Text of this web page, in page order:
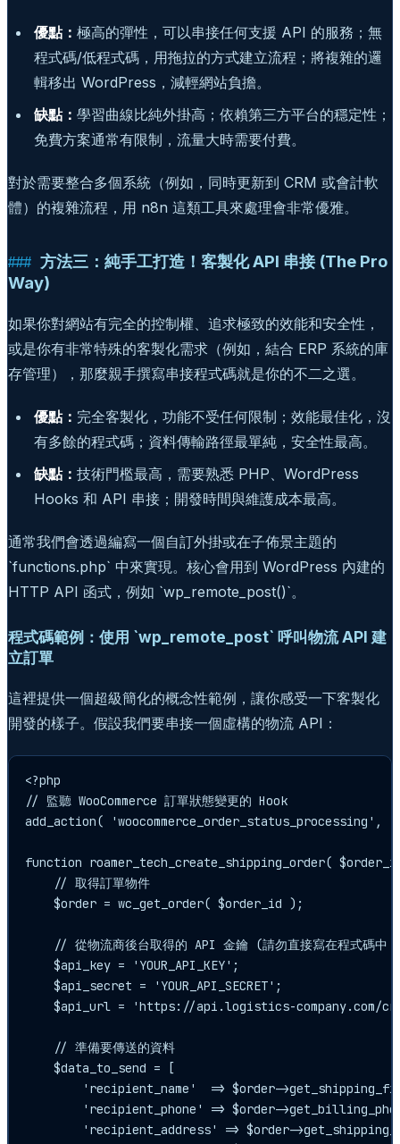
優點： 極高的彈性，可以串接任何支援 API 的服務；無
程式碼/低程式碼，用拖拉的方式建立流程；將複雜的邏
輯移出 WordPress，減輕網站負擔。
缺點： 學習曲線比純外掛高；依賴第三方平台的穩定性；
免費方案通常有限制，流量大時需要付費。
對於需要整合多個系統（例如，同時更新到 CRM 或會計軟
體）的複雜流程，用 n8n 這類工具來處理會非常優雅。
方法三：純手工打造！客製化 API 串接 (The Pro
Way)
如果你對網站有完全的控制權、追求極致的效能和安全性，
或是你有非常特殊的客製化需求（例如，結合 ERP 系統的庫
存管理），那麼親手撰寫串接程式碼就是你的不二之選。
優點： 完全客製化，功能不受任何限制；效能最佳化，沒
有多餘的程式碼；資料傳輸路徑最單純，安全性最高。
缺點： 技術門檻最高，需要熟悉 PHP、WordPress
Hooks 和 API 串接；開發時間與維護成本最高。
通常我們會透過編寫一個自訂外掛或在子佈景主題的
`functions.php` 中來實現。核心會用到 WordPress 內建的
HTTP API 函式，例如 `wp_remote_post()`。
程式碼範例：使用 `wp_remote_post` 呼叫物流 API 建
立訂單
這裡提供一個超級簡化的概念性範例，讓你感受一下客製化
開發的樣子。假設我們要串接一個虛構的物流 API：
<?php
// 監聽 WooCommerce 訂單狀態變更的 Hook
add_action(
function roamer_tech_create_shipping_order(
    // 取得訂單物件
    $order = wc_get_order( $order_id );
// 從物流商後台取得的 API 金鑰 (請勿直接寫在程式碼中
    $api_key = 'YOUR_API_KEY';
    $api_secret = 'YOUR_API_SECRET';
$api_url = 'https://api.logistics-company.com/
    // 準備要傳送的資料
    $data_to_send = [
'recipient_name'  => $order-
'recipient_phone' => $order-
'recipient_address' => $order-